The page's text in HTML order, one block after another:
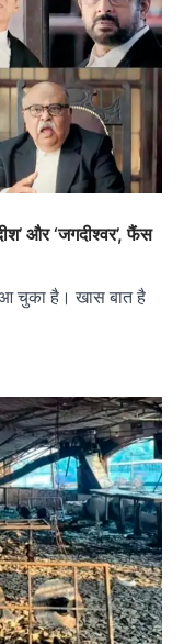
और ‘जगदीश्वर’, फैंस
आ चुका है। खास बात है